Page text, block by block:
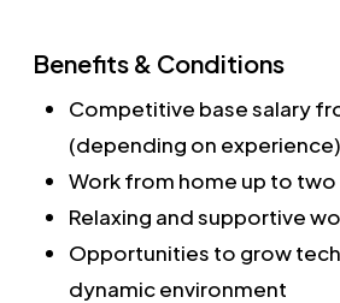
Benefits & Conditions
Competitive base salary
(depending on experience)
Work from home up to
Relaxing and supportive
Opportunities to grow
dynamic environment